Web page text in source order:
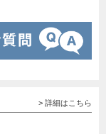
> 詳細はこちら